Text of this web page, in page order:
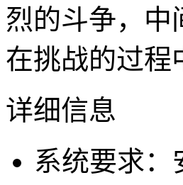
烈的斗争，中
在挑战的过程
详细信息
系统要求：